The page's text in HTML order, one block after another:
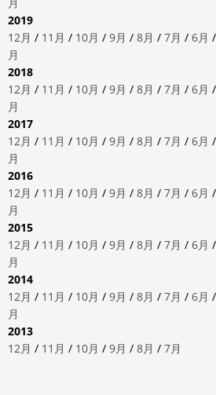
2019
12月 / 11月 / 10月 / 9月 / 8月 / 7月 / 6月 /
月
2018
12月 / 11月 / 10月 / 9月 / 8月 / 7月 / 6月 /
月
2017
12月 / 11月 / 10月 / 9月 / 8月 / 7月 / 6月 /
月
2016
12月 / 11月 / 10月 / 9月 / 8月 / 7月 / 6月 /
月
2015
12月 / 11月 / 10月 / 9月 / 8月 / 7月 / 6月 /
月
2014
12月 / 11月 / 10月 / 9月 / 8月 / 7月 / 6月 /
月
2013
12月 / 11月 / 10月 / 9月 / 8月 / 7月